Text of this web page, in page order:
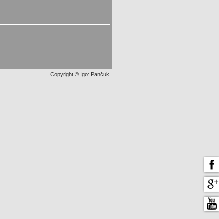
Copyright © Igor Pančuk